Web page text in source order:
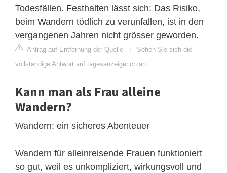
Todesfällen. Festhalten lässt sich: Das Risiko,
beim Wandern tödlich zu verunfallen, ist in den
vergangenen Jahren nicht grösser geworden.
Antrag auf Entfernung der Quelle | Sehen Sie sich die
vollständige Antwort auf tagesanzeiger.ch an
Kann man als Frau alleine
Wandern?
Wandern: ein sicheres Abenteuer
Wandern für alleinreisende Frauen funktioniert
so gut, weil es unkompliziert, wirkungsvoll und